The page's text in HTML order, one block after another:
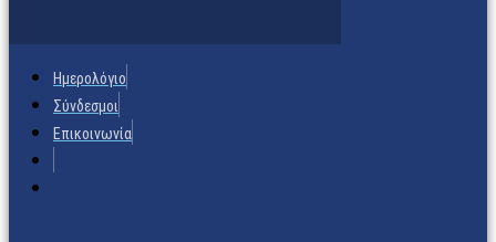
Ημερολόγιο
Σύνδεσμοι
Επικοινωνία